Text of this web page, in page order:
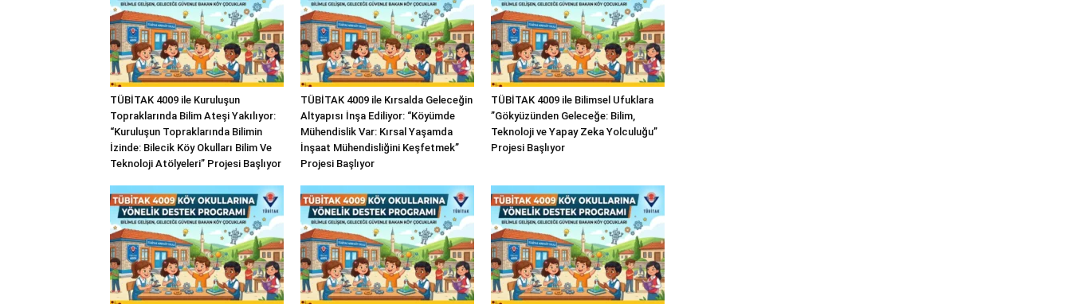
TÜBİTAK 4009 ile Kuruluşun
Topraklarında Bilim Ateşi Yakılıyor:
“Kuruluşun Topraklarında Bilimin
İzinde: Bilecik Köy Okulları Bilim Ve
Teknoloji Atölyeleri” Projesi Başlıyor
TÜBİTAK 4009 ile Kırsalda Geleceğin
Altyapısı İnşa Ediliyor: “Köyümde
Mühendislik Var: Kırsal Yaşamda
İnşaat Mühendisliğini Keşfetmek”
Projesi Başlıyor
TÜBİTAK 4009 ile Bilimsel Ufuklara
”Gökyüzünden Geleceğe: Bilim,
Teknoloji ve Yapay Zeka Yolculuğu”
Projesi Başlıyor